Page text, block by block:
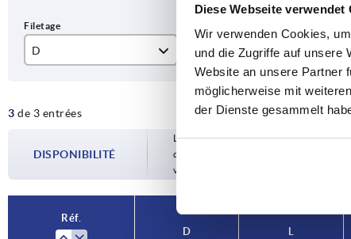
Diese Webseite verwendet
Wir verwenden Cookies,
und die Zugriffe auf unsere
Website an unsere Partner
möglicherweise mit
der Dienste gesammelt
D
M6
3 de 3 entrées
DISPONIBILITÉ
Les disponibilités sont mises à jour
d’expédition confirmée vous est
votre commande.
Réf.
D
L